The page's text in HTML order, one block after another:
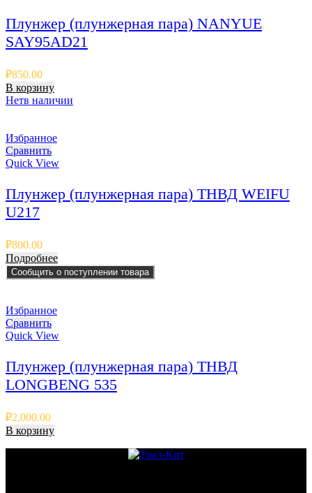
Плунжер (плунжерная пара) NANYUE
SAY95AD21
₽850.00
В корзину
Нетв наличии
Избранное
Сравнить
Quick View
Плунжер (плунжерная пара) ТНВД WEIFU
U217
₽800.00
Подробнее
Сообщить о поступлении товара
Избранное
Сравнить
Quick View
Плунжер (плунжерная пара) ТНВД
LONGBENG 535
₽2,000.00
В корзину